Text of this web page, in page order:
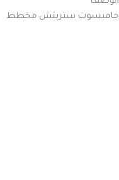
جامبسوت ستريتش مخطط